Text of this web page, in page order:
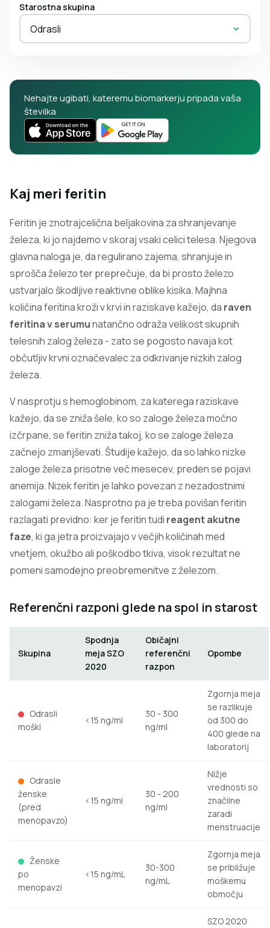
Starostna skupina
Odrasli
Nehajte ugibati, kateremu biomarkerju pripada vaša
številka
Kaj meri feritin
Feritin je znotrajcelična beljakovina za shranjevanje
železa, ki jo najdemo v skoraj vsaki celici telesa. Njegova
glavna naloga je, da regulirano zajema, shranjuje in
sprošča železo ter preprečuje, da bi prosto železo
ustvarjalo škodljive reaktivne oblike kisika. Majhna
količina feritina kroži v krvi in raziskave kažejo, da raven
feritina v serumunatančno odraža velikost skupnih
telesnih zalog železa - zato se pogosto navaja kot
občutljiv krvni označevalec za odkrivanje nizkih zalog
železa.
V nasprotju s hemoglobinom, za katerega raziskave
kažejo, da se zniža šele, ko so zaloge železa močno
izčrpane, se feritin zniža takoj, ko se zaloge železa
začnejo zmanjševati. Študije kažejo, da so lahko nizke
zaloge železa prisotne več mesecev, preden se pojavi
anemija. Nizek feritin je lahko povezan z nezadostnimi
zalogami železa. Nasprotno pa je treba povišan feritin
razlagati previdno: ker je feritin tudi reagent akutne
faze, ki ga jetra proizvajajo v večjih količinah med
vnetjem, okužbo ali poškodbo tkiva, visok rezultat ne
pomeni samodejno preobremenitve z železom.
Referenčni razponi glede na spol in starost
Skupina
Spodnja
meja SZO
2020
Običajni
referenčni
razpon
Opombe
Odrasli
moški
<15 ng/ml
30 - 300
ng/ml
Zgornja meja
se razlikuje
od 300 do
400 glede na
laboratorij
Odrasle
ženske
(pred
menopavzo)
<15 ng/ml
30 - 200
ng/ml
Nižje
vrednosti so
značilne
zaradi
menstruacije
Ženske
po
menopavzi
<15 ng/mL
30-300
ng/mL
Zgornja meja
se približuje
moškemu
območju
SZO 2020